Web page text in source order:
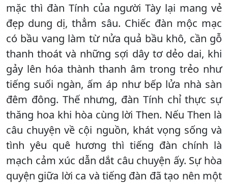
mặc thì đàn Tính của người Tày lại mang vẻ
đẹp dung dị, thẳm sâu. Chiếc đàn mộc mạc
có bầu vang làm từ nửa quả bầu khô, cần gỗ
thanh thoát và những sợi dây tơ dẻo dai, khi
gảy lên hóa thành thanh âm trong trẻo như
tiếng suối ngàn, ấm áp như bếp lửa nhà sàn
đêm đông. Thế nhưng, đàn Tính chỉ thực sự
thăng hoa khi hòa cùng lời Then. Nếu Then là
câu chuyện về cội nguồn, khát vọng sống và
tình yêu quê hương thì tiếng đàn chính là
mạch cảm xúc dẫn dắt câu chuyện ấy. Sự hòa
quyện giữa lời ca và tiếng đàn đã tạo nên một